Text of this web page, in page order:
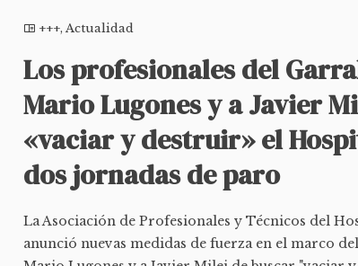
+++,Actualidad
Los profesionales del
Mario Lugones y a Javier
«vaciar y destruir» el
dos jornadas de paro
La Asociación de Profesionales y Técnicos del
anunció nuevas medidas de fuerza en el marco